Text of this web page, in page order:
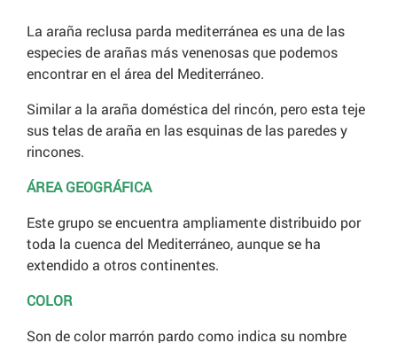
La araña reclusa parda mediterránea es una de las
especies de arañas más venenosas que podemos
encontrar en el área del Mediterráneo.
Similar a la araña doméstica del rincón, pero esta teje
sus telas de araña en las esquinas de las paredes y
rincones.
ÁREA GEOGRÁFICA
Este grupo se encuentra ampliamente distribuido por
toda la cuenca del Mediterráneo, aunque se ha
extendido a otros continentes.
COLOR
Son de color marrón pardo como indica su nombre